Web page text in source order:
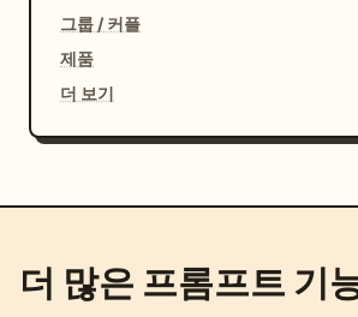
그룹 / 커플
제품
더 보기
더 많은 프롬프트 기